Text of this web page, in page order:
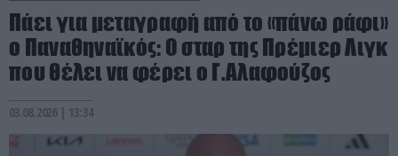
Πάει για μεταγραφή από το «πάνω ράφι»
ο Παναθηναϊκός: Ο σταρ της Πρέμιερ Λιγκ
που θέλει να φέρει ο Γ.Αλαφούζος
03.08.2026 | 13:34